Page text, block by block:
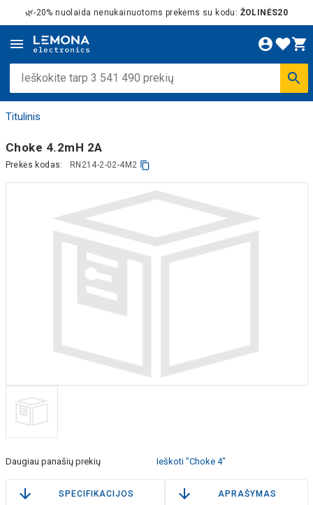
🌿-20% nuolaida nenukainuotoms prekėms su kodu: ŽOLINĖS20
Titulinis
Choke 4.2mH 2A
Prekės kodas: RN214-2-02-4M2
Daugiau panašių prekių Ieškoti "Choke 4"
SPECIFIKACIJOS APRAŠYMAS